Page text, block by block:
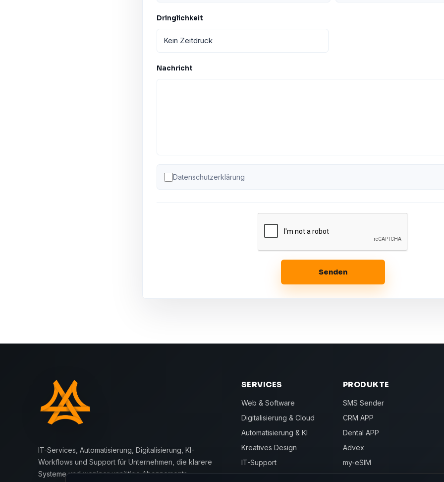
Dringlichkeit
Nachricht
Datenschutzerklärung
Senden
IT-Services, Automatisierung, Digitalisierung, KI-
Workflows und Support für Unternehmen, die klarere
Systeme und weniger unnötige Abonnements
SERVICES
Web & Software
Digitalisierung & Cloud
Automatisierung & KI
Kreatives Design
IT-Support
PRODUKTE
SMS Sender
CRM APP
Dental APP
Advex
my-eSIM